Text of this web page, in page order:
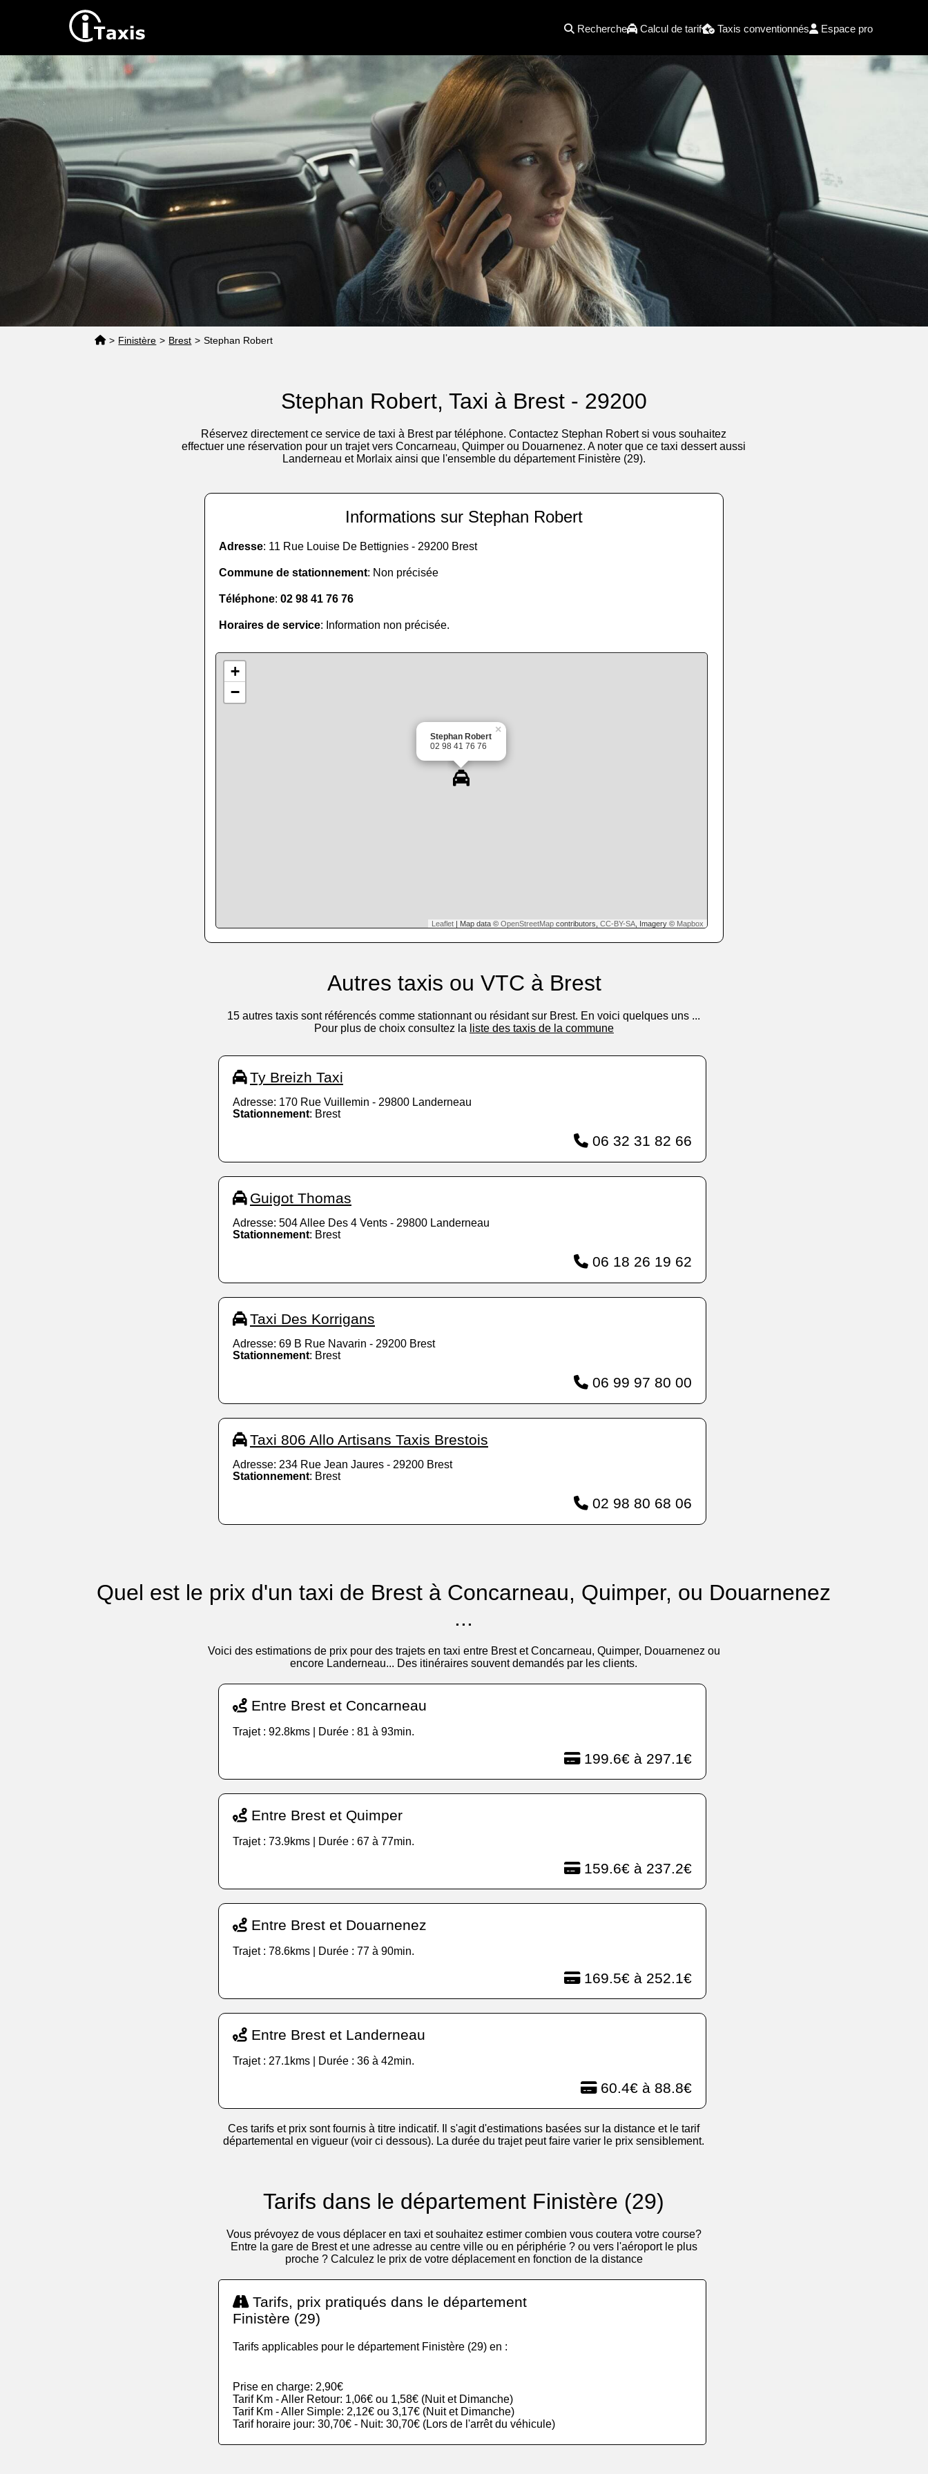
Recherche Calcul de tarif Taxis conventionnés Espace pro
> Finistère > Brest > Stephan Robert
Stephan Robert, Taxi à Brest - 29200
Réservez directement ce service de taxi à Brest par téléphone. Contactez Stephan Robert si vous souhaitez
effectuer une réservation pour un trajet vers Concarneau, Quimper ou Douarnenez. A noter que ce taxi dessert aussi
Landerneau et Morlaix ainsi que l'ensemble du département Finistère (29).
Informations sur Stephan Robert
Adresse: 11 Rue Louise De Bettignies - 29200 Brest
Commune de stationnement: Non précisée
Téléphone: 02 98 41 76 76
Horaires de service: Information non précisée.
Stephan Robert
02 98 41 76 76
×
+
−
Leaflet| Map data © OpenStreetMapcontributors, CC-BY-SA, Imagery © Mapbox
Autres taxis ou VTC à Brest
15 autres taxis sont référencés comme stationnant ou résidant sur Brest. En voici quelques uns ...
Pour plus de choix consultez la liste des taxis de la commune
Ty Breizh Taxi
Adresse: 170 Rue Vuillemin - 29800 Landerneau
Stationnement: Brest
06 32 31 82 66
Guigot Thomas
Adresse: 504 Allee Des 4 Vents - 29800 Landerneau
Stationnement: Brest
06 18 26 19 62
Taxi Des Korrigans
Adresse: 69 B Rue Navarin - 29200 Brest
Stationnement: Brest
06 99 97 80 00
Taxi 806 Allo Artisans Taxis Brestois
Adresse: 234 Rue Jean Jaures - 29200 Brest
Stationnement: Brest
02 98 80 68 06
Quel est le prix d'un taxi de Brest à Concarneau, Quimper, ou Douarnenez
...
Voici des estimations de prix pour des trajets en taxi entre Brest et Concarneau, Quimper, Douarnenez ou
encore Landerneau... Des itinéraires souvent demandés par les clients.
Entre Brest et Concarneau
Trajet : 92.8kms | Durée : 81 à 93min.
199.6€ à 297.1€
Entre Brest et Quimper
Trajet : 73.9kms | Durée : 67 à 77min.
159.6€ à 237.2€
Entre Brest et Douarnenez
Trajet : 78.6kms | Durée : 77 à 90min.
169.5€ à 252.1€
Entre Brest et Landerneau
Trajet : 27.1kms | Durée : 36 à 42min.
60.4€ à 88.8€
Ces tarifs et prix sont fournis à titre indicatif. Il s'agit d'estimations basées sur la distance et le tarif
départemental en vigueur (voir ci dessous). La durée du trajet peut faire varier le prix sensiblement.
Tarifs dans le département Finistère (29)
Vous prévoyez de vous déplacer en taxi et souhaitez estimer combien vous coutera votre course?
Entre la gare de Brest et une adresse au centre ville ou en périphérie ? ou vers l'aéroport le plus
proche ? Calculez le prix de votre déplacement en fonction de la distance
Tarifs, prix pratiqués dans le département
Finistère (29)
Tarifs applicables pour le département Finistère (29) en :
Prise en charge: 2,90€
Tarif Km - Aller Retour: 1,06€ ou 1,58€ (Nuit et Dimanche)
Tarif Km - Aller Simple: 2,12€ ou 3,17€ (Nuit et Dimanche)
Tarif horaire jour: 30,70€ - Nuit: 30,70€ (Lors de l'arrêt du véhicule)